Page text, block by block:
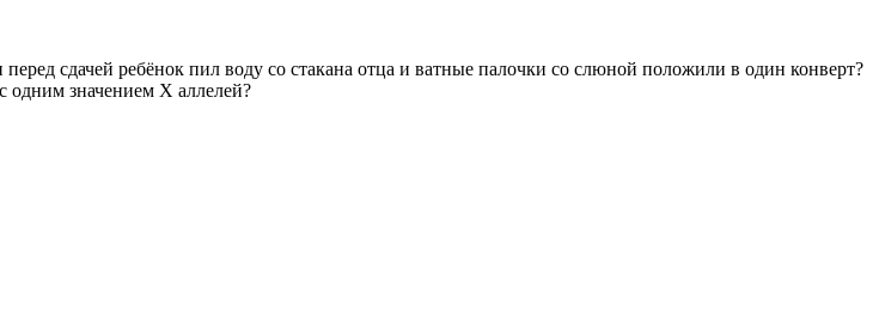
сдачей ребёнок пил воду со стакана отца и ватные палочки со слюной положили в один конверт?
одним значением Х аллелей?